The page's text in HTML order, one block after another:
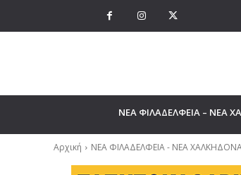
ΝΕΑ ΦΙΛΑΔΕΛΦΕΙΑ – ΝΕΑ
Αρχική ΝΕΑ ΦΙΛΑΔΕΛΦΕΙΑ - ΝΕΑ